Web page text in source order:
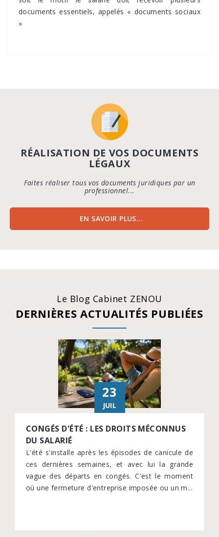
documents essentiels, appelés « documents sociaux
»
RÉALISATION DE VOS DOCUMENTS
LÉGAUX
Faites réaliser tous vos documents juridiques par un
professionnel...
EN SAVOIR PLUS...
Le Blog Cabinet ZENOU
DERNIÈRES ACTUALITÉS PUBLIÉES
23
JUIL
CONGÉS D'ÉTÉ : LES DROITS MÉCONNUS
DU SALARIÉ
L'été s'installe après les épisodes de canicule de
ces dernières semaines, et avec lui la grande
vague des départs en congés. C'est le moment
où une fermeture d'entreprise imposée ou un m...